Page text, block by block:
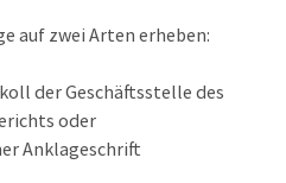
auf zwei Arten erheben:
der Geschäftsstelle des
oder
Anklageschrift